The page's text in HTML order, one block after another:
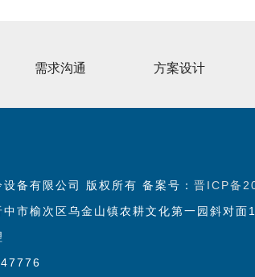
需求沟通 方案设计
备有限公司 版权所有 备案号： 晋ICP备
中市榆次区乌金山镇农耕文化第一园斜对面